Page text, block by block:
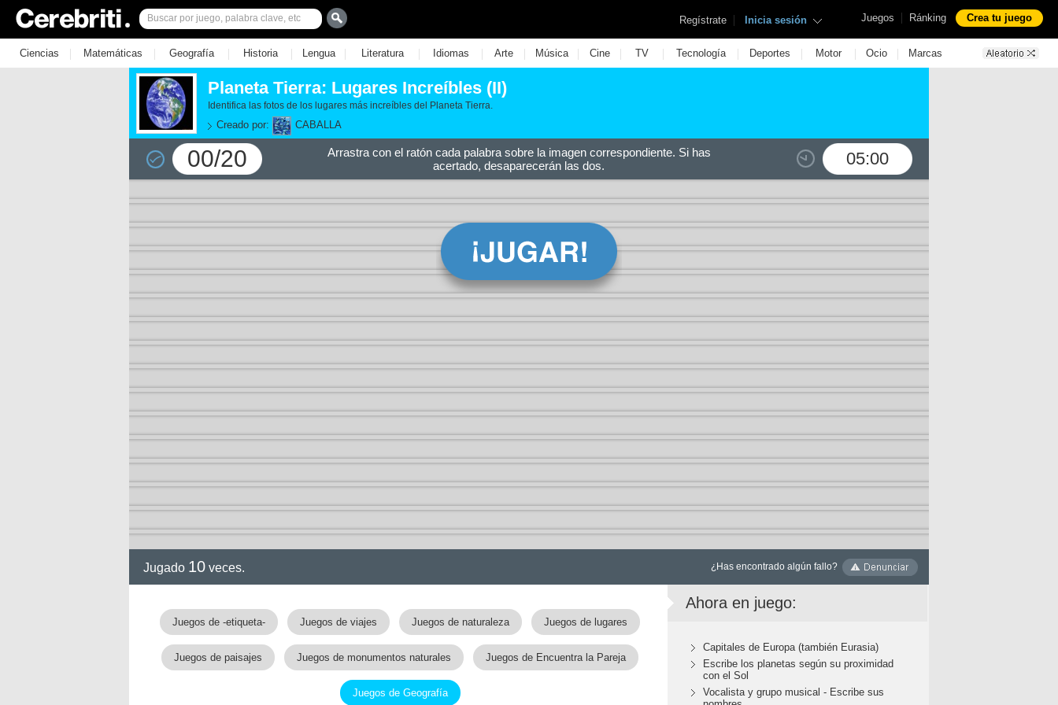
Juegos | Ránking Crea tu juego
Regístrate | Inicia sesión
Ciencias | Matemáticas | Geografía | Historia | Lengua | Literatura | Idiomas | Arte | Música | Cine | TV | Tecnología | Deportes | Motor | Ocio | Marcas
Planeta Tierra: Lugares Increíbles (II)
Identifica las fotos de los lugares más increíbles del Planeta Tierra.
Creado por: CABALLA
00/20 05:00
Arrastra con el ratón cada palabra sobre la imagen correspondiente. Si has
acertado, desaparecerán las dos.
Jugado 10 veces. ¿Has encontrado algún fallo?
Juegos de -etiqueta- Juegos de viajes Juegos de naturaleza Juegos de lugares
Juegos de paisajes Juegos de monumentos naturales Juegos de Encuentra la Pareja
Juegos de Geografía
Ahora en juego:
Capitales de Europa (también Eurasia)
Escribe los planetas según su proximidad
con el Sol
Vocalista y grupo musical - Escribe sus